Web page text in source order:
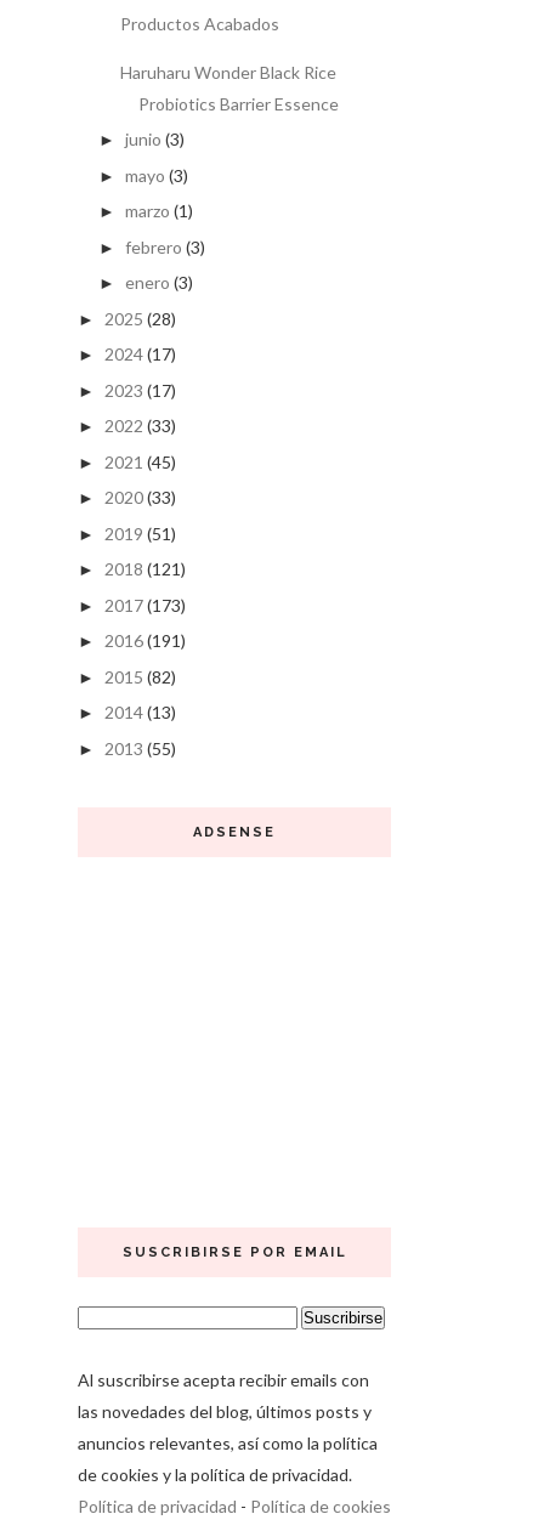
Productos Acabados
Haruharu Wonder Black Rice
Probiotics Barrier Essence
► junio (3)
► mayo (3)
► marzo (1)
► febrero (3)
► enero (3)
► 2025 (28)
► 2024(17)
► 2023 (17)
► 2022 (33)
► 2021 (45)
► 2020(33)
► 2019 (51)
► 2018 (121)
► 2017(173)
► 2016(191)
► 2015 (82)
► 2014(13)
► 2013 (55)
ADSENSE
SUSCRIBIRSE POR EMAIL
Al suscribirse acepta recibir emails con
las novedades del blog, últimos posts y
anuncios relevantes, así como la política
de cookies y la política de privacidad.
Política de privacidad - Política de cookies